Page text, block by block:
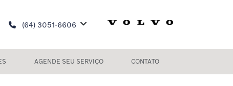
(64) 3051-6606
AGENDE SEU SERVIÇO CONTATO